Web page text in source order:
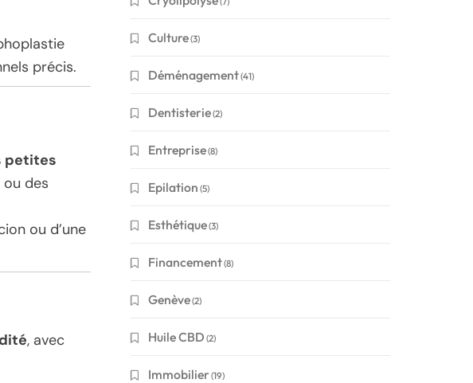
précis.
petites
des
ou d’une
, avec
Culture(3)
Déménagement(41)
Dentisterie(2)
Entreprise(8)
Epilation (5)
Esthétique(3)
Financement(8)
Genève(2)
Huile CBD (2)
Immobilier(19)